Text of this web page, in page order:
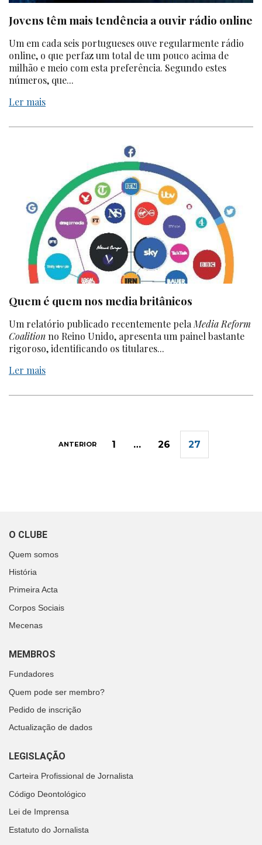
Jovens têm mais tendência a ouvir rádio online
Um em cada seis portugueses ouve regularmente rádio
online, o que perfaz um total de um pouco acima de
milhão e meio com esta preferência. Segundo estes
números, que...
Ler mais
Quem é quem nos media britânicos
Um relatório publicado recentemente pela Media Reform
Coalitionno Reino Unido, apresenta um painel bastante
rigoroso, identificando os titulares...
Ler mais
ANTERIOR 1 … 26 27
O CLUBE
Quem somos
História
Primeira Acta
Corpos Sociais
Mecenas
MEMBROS
Fundadores
Quem pode ser membro?
Pedido de inscrição
Actualização de dados
LEGISLAÇÃO
Carteira Profissional de Jornalista
Código Deontológico
Lei de Imprensa
Estatuto do Jornalista